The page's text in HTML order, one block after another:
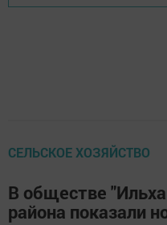
СЕЛЬСКОЕ ХОЗЯЙСТВО
В обществе
района показали